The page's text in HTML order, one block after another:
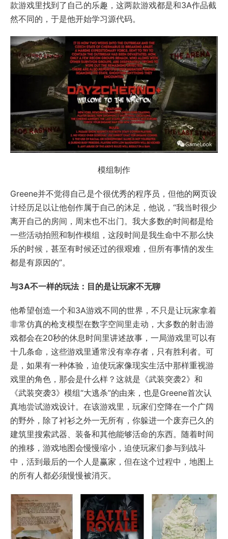
款游戏里找到了自己的乐趣，这两款游戏都是和3A作品截
然不同的，于是他开始学习源代码。
模组制作
Greene并不觉得自己是个很优秀的程序员，但他的网页设
计经历足以让他创作属于自己的沐足，他说，“我当时很少
离开自己的房间，周末也不出门。我大多数的时间都是给
一些活动拍照和制作模组，这段时间是我生命中不那么快
乐的时候，甚至有时候还过的很艰难，但所有事情的发生
都是有原因的”。
与3A不一样的玩法：目的是让玩家不无聊
他希望创造一个和3A游戏不同的世界，不只是让玩家拿着
非常仿真的枪支模型在数字空间里走动，大多数的射击游
戏都会在20秒的休息时间里讲述故事，一局游戏里可以有
十几条命，这些游戏里通常没有幸存者，只有胜利者。可
是，如果有一种体验，迫使玩家像现实生活中那样重视游
戏里的角色，那会是什么样？这就是《武装突袭2》和
《武装突袭3》模组“大逃杀”的由来，也是Greene首次认
真地尝试游戏设计。在该游戏里，玩家们空降在一个广阔
的野外，除了衬衫之外一无所有，你躲进一个废弃已久的
建筑里搜索武器、装备和其他能够活命的东西。随着时间
的推移，游戏地图会慢慢缩小，迫使玩家们参与到战斗
中，活到最后的一个人是赢家，但在这个过程中，地图上
的所有人都必须慢慢被消灭。